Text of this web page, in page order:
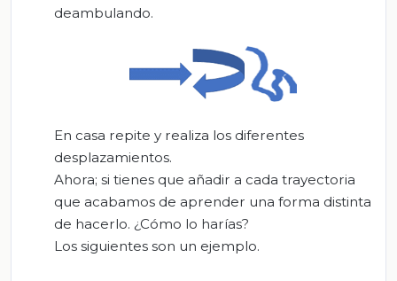
deambulando.
En casa repite y realiza los diferentes
desplazamientos.
Ahora; si tienes que añadir a cada trayectoria
que acabamos de aprender una forma distinta
de hacerlo. ¿Cómo lo harías?
Los siguientes son un ejemplo.